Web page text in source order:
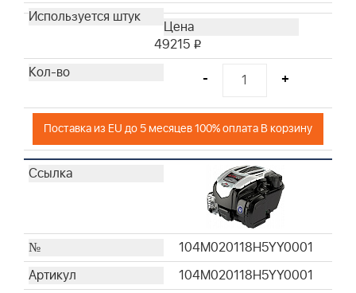
49215 i
- +
Поставка из EU до 5 месяцев 100% оплата В корзину
104M020118H5YY0001
104M020118H5YY0001